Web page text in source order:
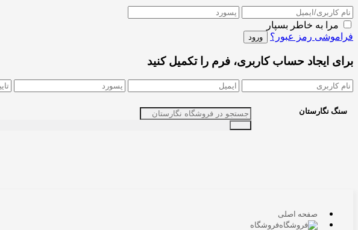
مرا به خاطر بسپار
فراموشی رمز عبور؟
برای ایجاد حساب کاربری، فرم را تکمیل کنید
سنگ نگارستان
صفحه اصلی
فروشگاه